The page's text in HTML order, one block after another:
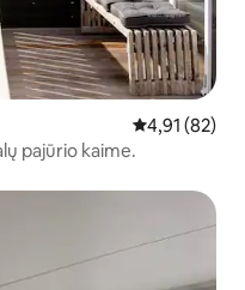
Vidutinis
4,91 (82)
pajūrio kaime.